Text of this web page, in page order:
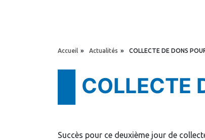
YOU ARE HERE
Accueil » Actualités » COLLECTE DE DONS
COLLECTE
Succès pour ce deuxième jour de